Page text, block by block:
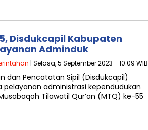
Disdukcapil Kabupaten
Adminduk
| Selasa, 5 September 2023 - 10:09 WIB
dan Pencatatan Sipil (Disdukcapil)
pelayanan administrasi kependudukan
Tilawatil Qur’an (MTQ) ke-55